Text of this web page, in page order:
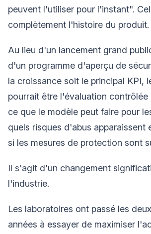
peuvent l'utiliser pour l'instant".
complètement l'histoire du produit.
Au lieu d'un lancement grand
d'un programme d'aperçu de
la croissance soit le principal KPI,
pourrait être l'évaluation contrôlée
ce que le modèle peut faire pour
quels risques d'abus apparaissent
si les mesures de protection sont
Il s'agit d'un changement
l'industrie.
Les laboratoires ont passé les
années à essayer de maximiser